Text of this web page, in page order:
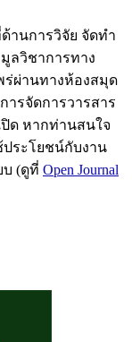
านการวิจัย จัดทำ
ลวิชาการทาง
ร่ผ่านทางห้องสมุด
ารจัดการวารสาร
ด หากท่านสนใจ
ประโยชน์กับงาน
บ (ดูที่ Open Journal